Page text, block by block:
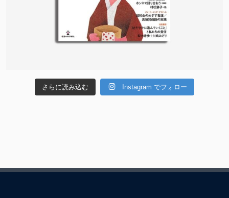
さらに読み込む Instagram でフォロー